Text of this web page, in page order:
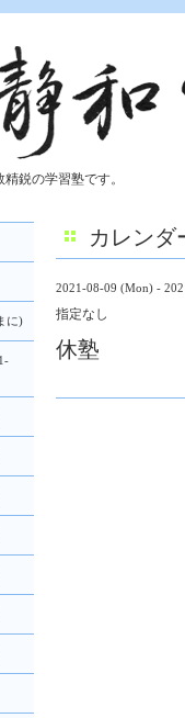
精鋭の学習塾です。
カレンダ
2021-08-09 (Mon) -
指定なし
休塾
に)